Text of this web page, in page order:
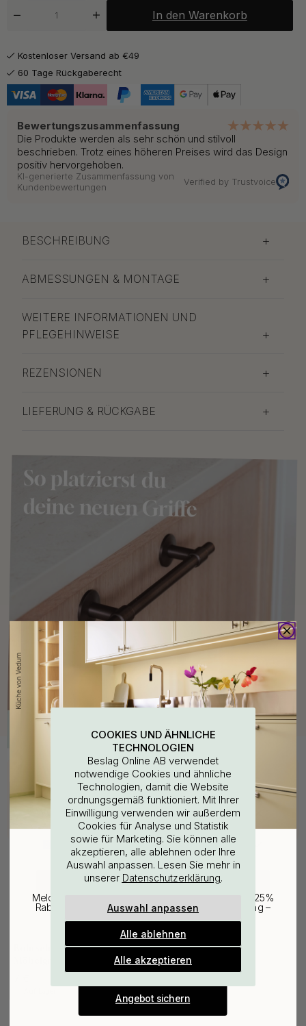
Poliertes Messing/Natur Leder
Poliertes Messing/Schwarz Leder
Unbehandeltes Messing/Braun Leder
Vernickelt/Natur Leder ab 38 €
Vernickelt/Schwarz Leder ab 38 €
Auf Lager
In den Warenkorb
Kostenloser Versand ab €49
60 Tage Rückgaberecht
Bewertungszusammenfassung
Die Produkte werden als sehr schön und stilvoll
beschrieben. Trotz eines höheren Preises wird das Design
positiv hervorgehoben.
KI-generierte Zusammenfassung von
Kundenbewertungen
Verified by Trustvoice
BESCHREIBUNG
ABMESSUNGEN & MONTAGE
WEITERE INFORMATIONEN UND
PFLEGEHINWEISE
REZENSIONEN
LIEFERUNG & RÜCKGABE
Kaufen Sie zusammen mit
Bohrschablone für
Möbelgriffe & Möbelknöpfe
COOKIES UND ÄHNLICHE
TECHNOLOGIEN
Beslag Online AB verwendet
notwendige Cookies und ähnliche
Technologien, damit die Website
ordnungsgemäß funktioniert. Mit Ihrer
Einwilligung verwenden wir außerdem
Cookies für Analyse und Statistik
sowie für Marketing. Sie können alle
akzeptieren, alle ablehnen oder Ihre
Auswahl anpassen. Lesen Sie mehr in
unserer Datenschutzerklärung.
Auswahl anpassen
Alle ablehnen
Alle akzeptieren
WOULD YOU RATHER VISIT?
EU
CHANGE COUNTRY
25% Rabatt auf deinen
günstigsten Artikel
Melde dich für unseren Newsletter an und erhalte 25%
Rabatt auf den günstigsten Artikel deiner Bestellung –
plus Inspiration und exklusive Angebote.
Gültig bis zum 31. August
Angebot sichern